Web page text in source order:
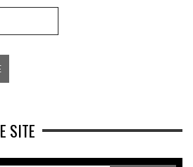
SITE